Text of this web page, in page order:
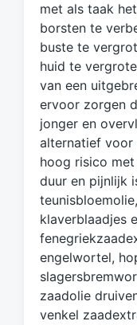
m
e
t
met als taak
borsten te
buste te
huid te
van een
ervoor zorgen
jonger en
alternatief voor
hoog risico
duur en pijnlijk
klaverblaadjes
engelwortel,
zaadolie
venkel